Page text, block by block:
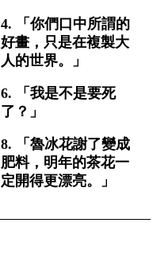
4. 「你們口中所謂的
好畫，只是在複製大
人的世界。」
6. 「我是不是要死
了？」
8. 「魯冰花謝了變成
肥料，明年的茶花一
定開得更漂亮。」